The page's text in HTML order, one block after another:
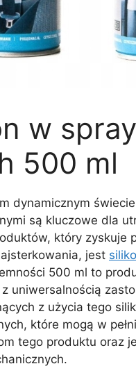
w
500 ml
dynamicznym
są kluczowe dla
który zyskuje
jest
500 ml to
uniwersalnością
z użycia tego
które mogą w
tego produktu oraz